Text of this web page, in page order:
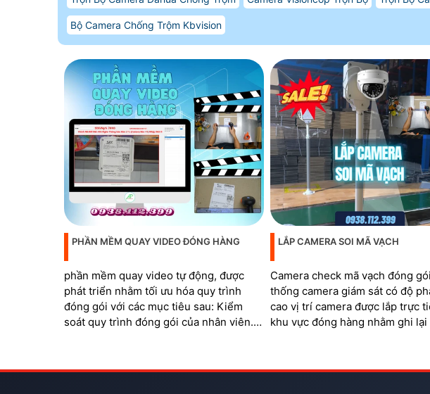
Bộ Camera Chống Trộm Kbvision
PHẦN MỀM QUAY VIDEO ĐÓNG HÀNG
phần mềm quay video tự động, được
phát triển nhằm tối ưu hóa quy trình
đóng gói với các mục tiêu sau: Kiểm
soát quy trình đóng gói của nhân viên.
khách hàng hoàn trả hàng hóa không
LẮP CAMERA SOI MÃ VẠCH
Camera check mã vạch đóng
thống camera giám sát có độ
cao vị trí camera được lắp trực
khu vực đóng hàng nhằm ghi
đơn